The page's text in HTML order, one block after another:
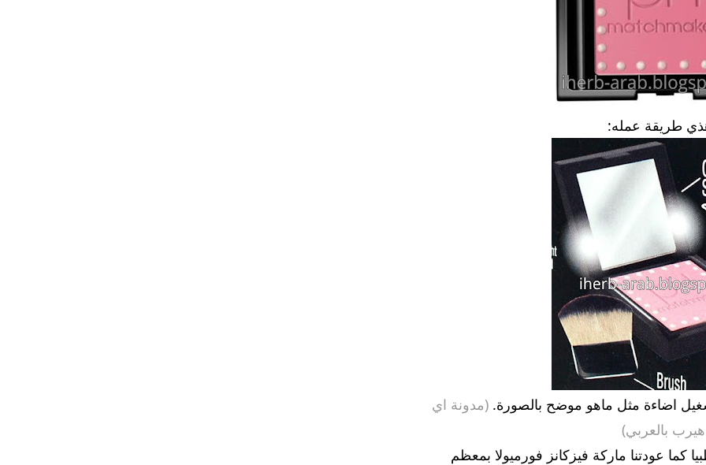
طريقة عمله:
اضاءة مثل ماهو موضح بالصورة. (مدونة اي
هيرب بالعربي)
كما عودتنا ماركة فيزكانز فورميولا بمعظم